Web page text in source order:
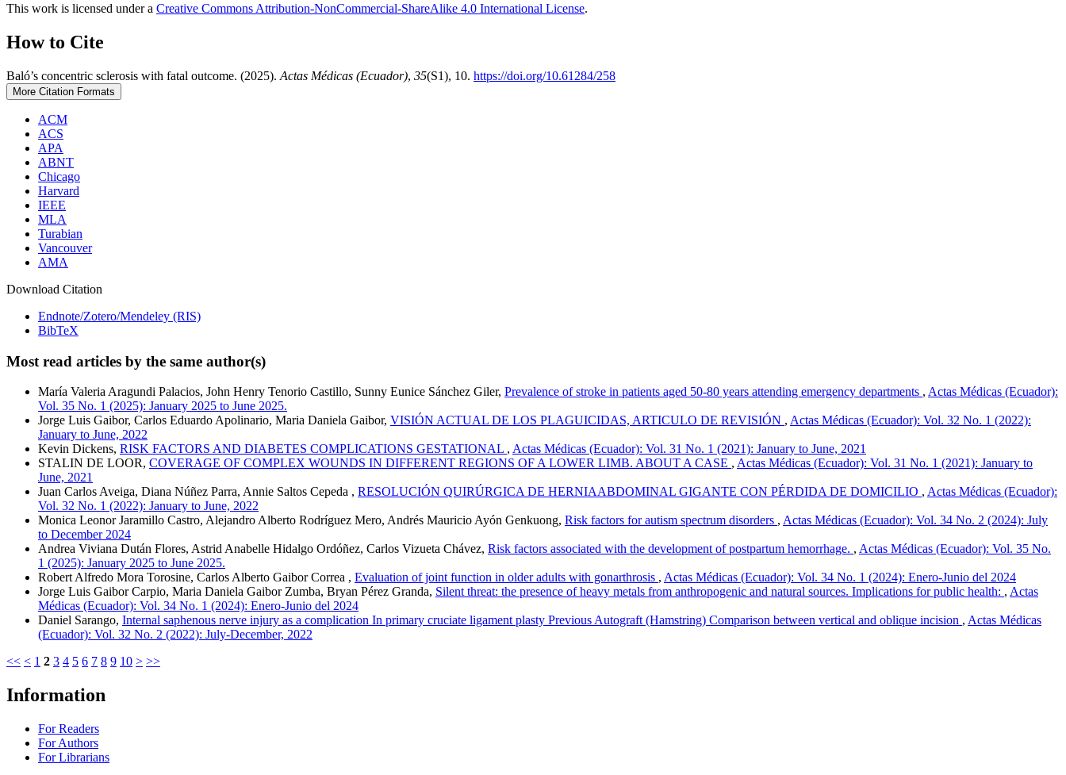
This work is licensed under a Creative Commons Attribution-NonCommercial-ShareAlike 4.0 International License.
How to Cite
Baló’s concentric sclerosis with fatal outcome. (2025). Actas Médicas (Ecuador), 35(S1), 10. https://doi.org/10.61284/258
More Citation Formats
ACM
ACS
APA
ABNT
Chicago
Harvard
IEEE
MLA
Turabian
Vancouver
AMA
Download Citation
Endnote/Zotero/Mendeley (RIS)
BibTeX
Most read articles by the same author(s)
María Valeria Aragundi Palacios, John Henry Tenorio Castillo, Sunny Eunice Sánchez Giler, Prevalence of stroke in patients aged 50-80 years attending emergency departments , Actas Médicas (Ecuador):
Vol. 35 No. 1 (2025): January 2025 to June 2025.
Jorge Luis Gaibor, Carlos Eduardo Apolinario, Maria Daniela Gaibor, VISIÓN ACTUAL DE LOS PLAGUICIDAS, ARTICULO DE REVISIÓN , Actas Médicas (Ecuador): Vol. 32 No. 1 (2022):
January to June, 2022
Kevin Dickens, RISK FACTORS AND DIABETES COMPLICATIONS GESTATIONAL , Actas Médicas (Ecuador): Vol. 31 No. 1 (2021): January to June, 2021
STALIN DE LOOR, COVERAGE OF COMPLEX WOUNDS IN DIFFERENT REGIONS OF A LOWER LIMB. ABOUT A CASE , Actas Médicas (Ecuador): Vol. 31 No. 1 (2021): January to
June, 2021
Juan Carlos Aveiga, Diana Núñez Parra, Annie Saltos Cepeda , RESOLUCIÓN QUIRÚRGICA DE HERNIAABDOMINAL GIGANTE CON PÉRDIDA DE DOMICILIO , Actas Médicas (Ecuador):
Vol. 32 No. 1 (2022): January to June, 2022
Monica Leonor Jaramillo Castro, Alejandro Alberto Rodríguez Mero, Andrés Mauricio Ayón Genkuong, Risk factors for autism spectrum disorders , Actas Médicas (Ecuador): Vol. 34 No. 2 (2024): July
to December 2024
Andrea Viviana Dután Flores, Astrid Anabelle Hidalgo Ordóñez, Carlos Vizueta Chávez, Risk factors associated with the development of postpartum hemorrhage. , Actas Médicas (Ecuador): Vol. 35 No.
1 (2025): January 2025 to June 2025.
Robert Alfredo Mora Torosine, Carlos Alberto Gaibor Correa , Evaluation of joint function in older adults with gonarthrosis , Actas Médicas (Ecuador): Vol. 34 No. 1 (2024): Enero-Junio del 2024
Jorge Luis Gaibor Carpio, Maria Daniela Gaibor Zumba, Bryan Pérez Granda, Silent threat: the presence of heavy metals from anthropogenic and natural sources. Implications for public health: , Actas
Médicas (Ecuador): Vol. 34 No. 1 (2024): Enero-Junio del 2024
Daniel Sarango, Internal saphenous nerve injury as a complication In primary cruciate ligament plasty Previous Autograft (Hamstring) Comparison between vertical and oblique incision , Actas Médicas
(Ecuador): Vol. 32 No. 2 (2022): July-December, 2022
<< < 1 2 3 4 5 6 7 8 9 10 > >>
Information
For Readers
For Authors
For Librarians